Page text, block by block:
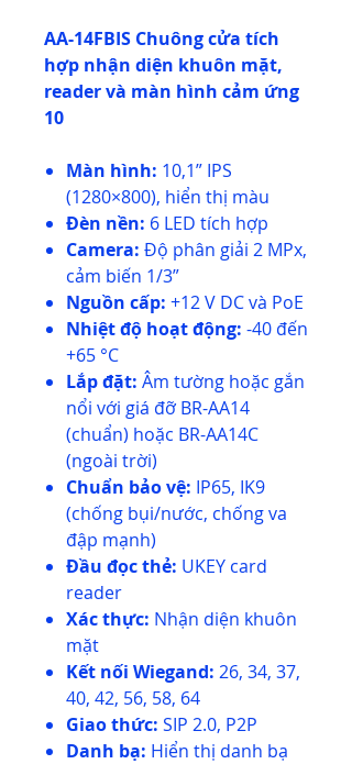
AA-14FBIS Chuông cửa tích
hợp nhận diện khuôn mặt,
reader và màn hình cảm ứng
10
Màn hình: 10,1” IPS
(1280×800), hiển thị màu
Đèn nền: 6 LED tích hợp
Camera: Độ phân giải 2 MPx,
cảm biến 1/3”
Nguồn cấp: +12 V DC và PoE
Nhiệt độ hoạt động: -40 đến
+65 °C
Lắp đặt: Âm tường hoặc gắn
nổi với giá đỡ BR-AA14
(chuẩn) hoặc BR-AA14C
(ngoài trời)
Chuẩn bảo vệ: IP65, IK9
(chống bụi/nước, chống va
đập mạnh)
Đầu đọc thẻ: UKEY card
reader
Xác thực: Nhận diện khuôn
mặt
Kết nối Wiegand: 26, 34, 37,
40, 42, 56, 58, 64
Giao thức: SIP 2.0, P2P
Danh bạ: Hiển thị danh bạ